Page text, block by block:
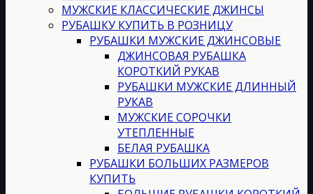
МУЖСКИЕ КЛАССИЧЕСКИЕ ДЖИНСЫ
РУБАШКУ КУПИТЬ В РОЗНИЦУ
РУБАШКИ МУЖСКИЕ ДЖИНСОВЫЕ
ДЖИНСОВАЯ РУБАШКА
КОРОТКИЙ РУКАВ
РУБАШКИ МУЖСКИЕ ДЛИННЫЙ
РУКАВ
МУЖСКИЕ СОРОЧКИ
УТЕПЛЕННЫЕ
БЕЛАЯ РУБАШКА
РУБАШКИ БОЛЬШИХ РАЗМЕРОВ
КУПИТЬ